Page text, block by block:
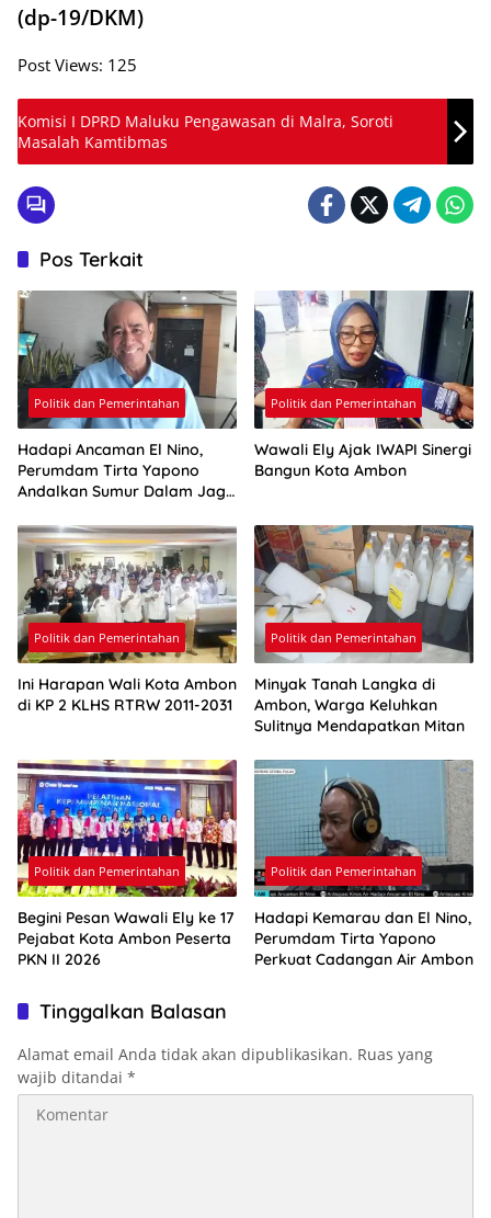
(dp-19/DKM)
Post Views: 125
Komisi I DPRD Maluku Pengawasan di Malra, Soroti
Masalah Kamtibmas
Pos Terkait
Politik dan Pemerintahan
Hadapi Ancaman El Nino,
Perumdam Tirta Yapono
Andalkan Sumur Dalam Jaga
Politik dan Pemerintahan
Wawali Ely Ajak IWAPI Sinergi
Bangun Kota Ambon
Politik dan Pemerintahan
Ini Harapan Wali Kota Ambon
di KP 2 KLHS RTRW 2011-2031
Politik dan Pemerintahan
Minyak Tanah Langka di
Ambon, Warga Keluhkan
Sulitnya Mendapatkan Mitan
Politik dan Pemerintahan
Begini Pesan Wawali Ely ke 17
Pejabat Kota Ambon Peserta
PKN II 2026
Politik dan Pemerintahan
Hadapi Kemarau dan El Nino,
Perumdam Tirta Yapono
Perkuat Cadangan Air Ambon
Tinggalkan Balasan
Alamat email Anda tidak akan dipublikasikan. Ruas yang
wajib ditandai *